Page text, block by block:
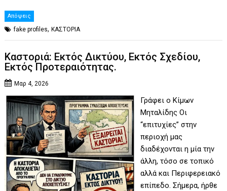
Απόψεις
fake profiles,ΚΑΣΤΟΡΙΑ
Καστοριά: Εκτός Δικτύου, Εκτός Σχεδίου,
Εκτός Προτεραιότητας.
Μαρ 4, 2026
Γράφει ο Κίμων
Μηταλίδης Οι
“επιτυχίες” στην
περιοχή μας
διαδέχονται η μία την
άλλη, τόσο σε τοπικό
αλλά και Περιφερειακό
επίπεδο. Σήμερα, ήρθε